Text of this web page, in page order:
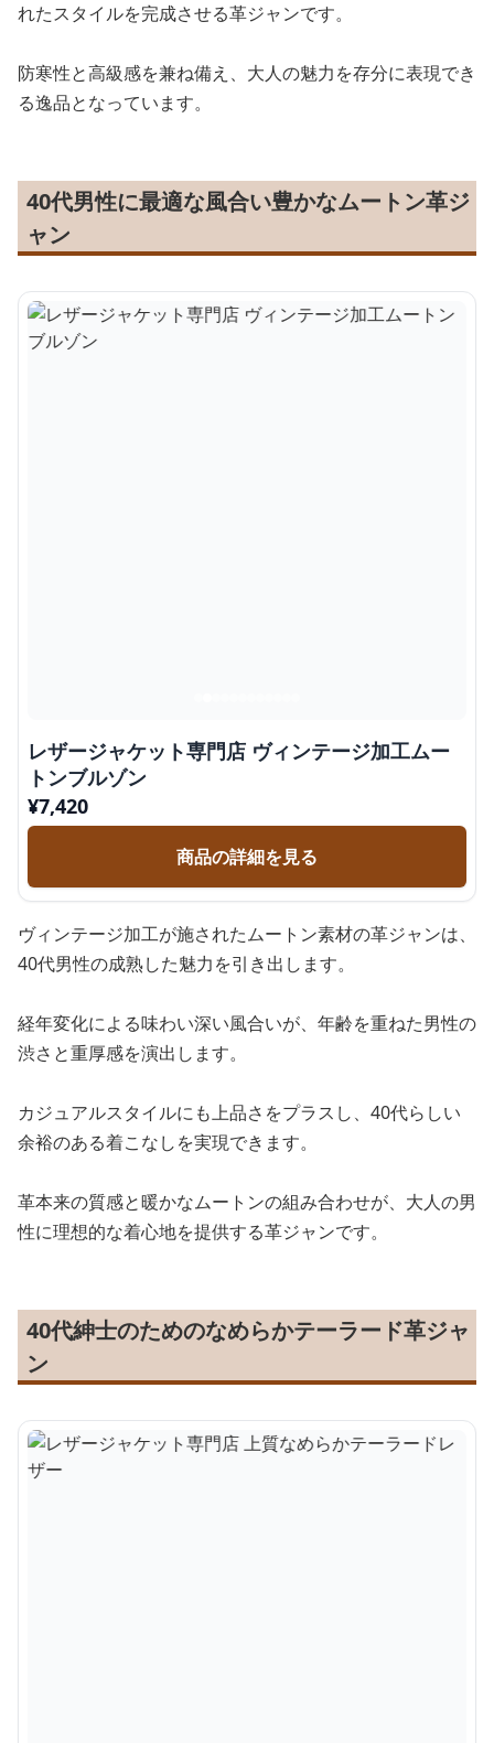
れたスタイルを完成させる革ジャンです。
防寒性と高級感を兼ね備え、大人の魅力を存分に表現でき
る逸品となっています。
40代男性に最適な風合い豊かなムートン革ジ
ャン
レザージャケット専門店 ヴィンテージ加工ムー
トンブルゾン
¥7,420
商品の詳細を見る
ヴィンテージ加工が施されたムートン素材の革ジャンは、
40代男性の成熟した魅力を引き出します。
経年変化による味わい深い風合いが、年齢を重ねた男性の
渋さと重厚感を演出します。
カジュアルスタイルにも上品さをプラスし、40代らしい
余裕のある着こなしを実現できます。
革本来の質感と暖かなムートンの組み合わせが、大人の男
性に理想的な着心地を提供する革ジャンです。
40代紳士のためのなめらかテーラード革ジャ
ン